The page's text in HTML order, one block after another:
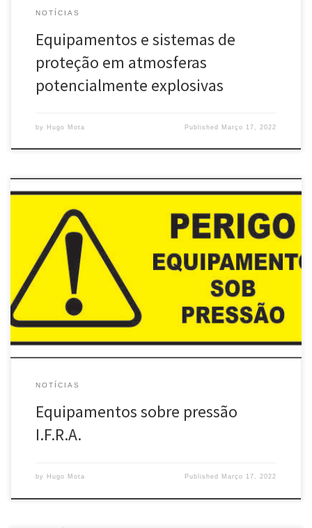
NOTÍCIAS
Equipamentos e sistemas de
proteção em atmosferas
potencialmente explosivas
by Hugo Mota Published Março 17, 2022
Principais alterações: Chama-se equipamentos sobre pressão aos
equipamentos destinados a conter um líquido, gás ou vapor a
uma pressão superior à do ar. Por exemplo, recipientes,
tubagens, acessórios de segurança e acessórios sob pressão.
Considera-se que existe disponibilização no mercado quando o
equipamento é colocado em distribuição ou utilização no
mercado da União Europeia, […]
NOTÍCIAS
Equipamentos sobre pressão
I.F.R.A.
by Hugo Mota Published Março 17, 2022